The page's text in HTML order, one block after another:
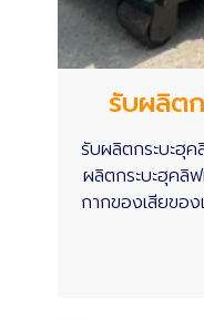
รับผลิต
รับผลิตกระบะฮุ
ผลิตกระบะฮุค
กากของเสียของ
ตัวล็อกกระบะไ
ขนส่ง ขนส่งไ